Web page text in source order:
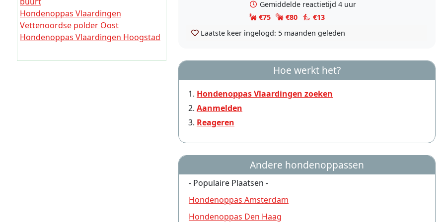
Gemiddelde reactietijd 4 uur
€75
€80
€13
Laatste keer ingelogd: 5 maanden geleden
Hoe werkt het?
Hondenoppas Vlaardingen zoeken
Aanmelden
Reageren
Andere hondenoppassen
- Populaire Plaatsen -
Hondenoppas Amsterdam
Hondenoppas Den Haag
Hondenoppas Vlaardingen
Broekpolder
Hondenoppas Vlaardingen
Vettenoordse polder Oost
Hondenoppas Vlaardingen Hoogstad